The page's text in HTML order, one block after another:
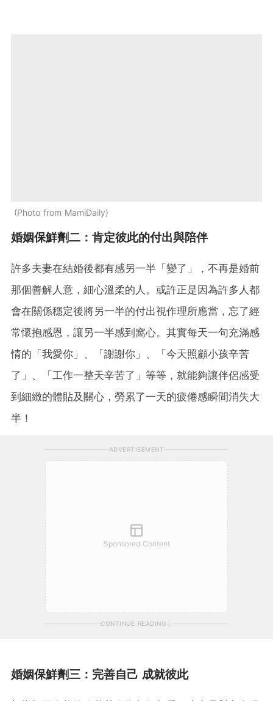
Photo from MamiDaily
婚姻保鮮劑二：肯定彼此的付出與陪伴
許多夫妻在結婚後都有感另一半「變了」，不再是婚前
那個善解人意，細心溫柔的人。或許正是因為許多人都
會在關係穩定後將另一半的付出視作理所應當，忘了經
常懷抱感恩，讓另一半感到窩心。其實每天一句充滿感
情的「我愛你」、「謝謝你」、「今天照顧小孩辛苦
了」、「工作一整天辛苦了」等等，就能夠讓伴侶感受
到細緻的體貼及關心，勞累了一天的疲倦感瞬間消失大
半！
ADVERTISEMENT
Sponsored Content
CONTINUE READING
婚姻保鮮劑三：完善自己 成就彼此